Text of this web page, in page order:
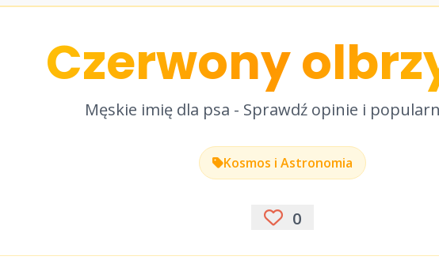
Czerwony
Męskie imię dla psa - Sprawdź opinie i
Kosmos i Astronomia
0